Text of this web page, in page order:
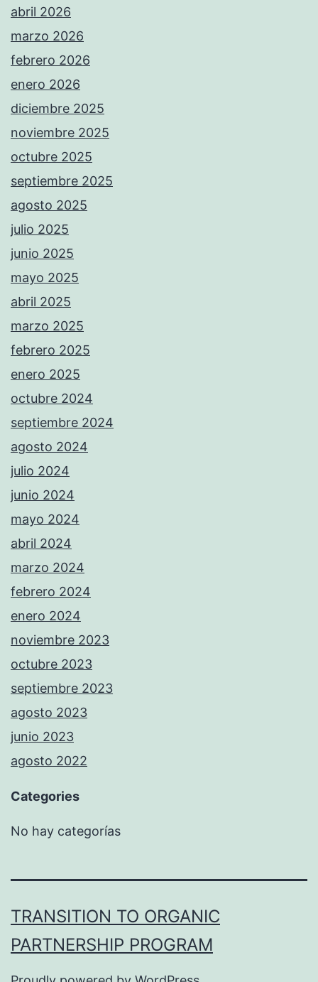
abril 2026
marzo 2026
febrero 2026
enero 2026
diciembre 2025
noviembre 2025
octubre 2025
septiembre 2025
agosto 2025
julio 2025
junio 2025
mayo 2025
abril 2025
marzo 2025
febrero 2025
enero 2025
octubre 2024
septiembre 2024
agosto 2024
julio 2024
junio 2024
mayo 2024
abril 2024
marzo 2024
febrero 2024
enero 2024
noviembre 2023
octubre 2023
septiembre 2023
agosto 2023
junio 2023
agosto 2022
Categories
No hay categorías
TRANSITION TO ORGANIC
PARTNERSHIP PROGRAM